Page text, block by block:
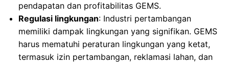
pendapatan dan profitabilitas GEMS.
Regulasi lingkungan: Industri pertambangan
memiliki dampak lingkungan yang signifikan. GEMS
harus mematuhi peraturan lingkungan yang ketat,
termasuk izin pertambangan, reklamasi lahan, dan